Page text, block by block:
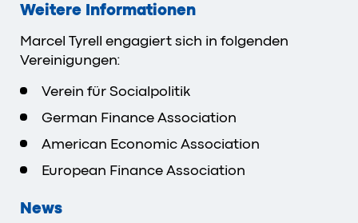
Weitere Informationen
Marcel Tyrell engagiert sich in folgenden
Vereinigungen:
Verein für Socialpolitik
German Finance Association
American Economic Association
European Finance Association
News